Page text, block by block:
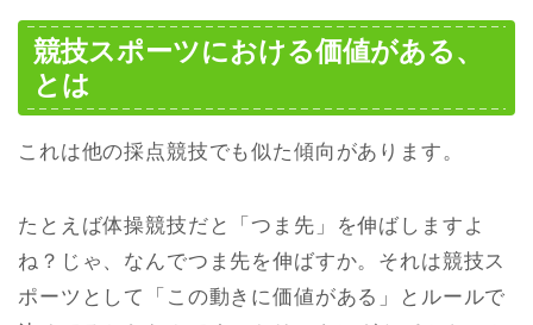
競技スポーツにおける価値がある、
とは
これは他の採点競技でも似た傾向があります。
たとえば体操競技だと「つま先」を伸ばしますよ
ね？じゃ、なんでつま先を伸ばすか。それは競技ス
ポーツとして「この動きに価値がある」とルールで